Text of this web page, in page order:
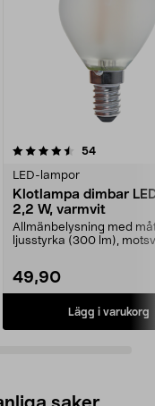
54recensioner
LED-lampor
Klotlampa dimbar
2,2 W, varmvit
Allmänbelysning med
ljusstyrka (300 lm),
49,90
Lägg i varukorg
4.0av 5 stjärnor